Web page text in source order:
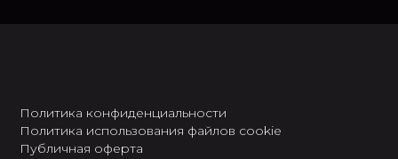
Политика конфиденциальности
Политика использования файлов cookie
Публичная оферта